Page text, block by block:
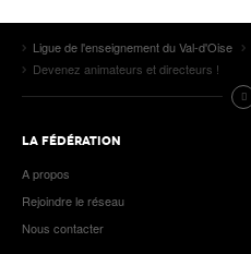
Ligue de l'enseignement du Val-d'Oise
Devenez animateurs et directeurs !
LA FÉDÉRATION
A propos
Rejoindre le réseau
Nous contacter